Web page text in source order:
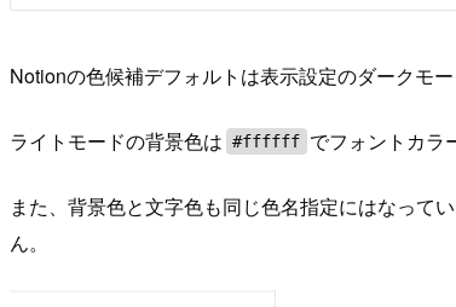
Notionの色候補デフォルトは表示設定のダークモ
ライトモードの背景色は #ffffff でフォントカラ
また、背景色と文字色も同じ色名指定にはなって
ん。